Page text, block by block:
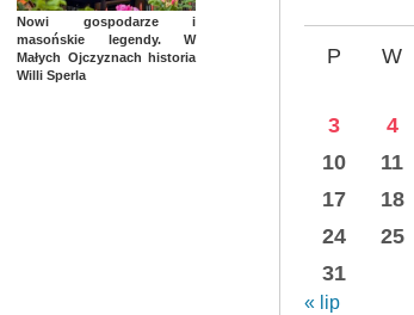
Nowi gospodarze i
masońskie legendy. W
Małych Ojczyznach historia
Willi Sperla
P W
3
4
10
11
17
18
24
25
31
« lip